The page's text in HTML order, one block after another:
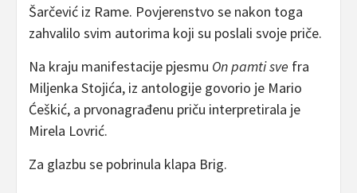
Šarčević iz Rame. Povjerenstvo se nakon toga
zahvalilo svim autorima koji su poslali svoje priče.
Na kraju manifestacije pjesmu On pamti sve fra
Miljenka Stojića, iz antologije govorio je Mario
Ćeškić, a prvonagrađenu priču interpretirala je
Mirela Lovrić.
Za glazbu se pobrinula klapa Brig.